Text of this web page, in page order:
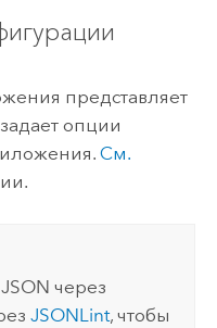
представляет
опции
См.
через
JSONLint, чтобы